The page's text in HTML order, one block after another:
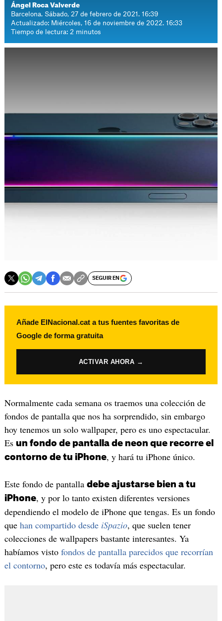
Ángel Roca Valverde
Barcelona. Sábado, 27 de febrero de 2021. 16:39
Actualizado: Miércoles, 16 de noviembre de 2022. 16:33
Tiempo de lectura: 2 minutos
SEGUIR EN
Añade ElNacional.cat a tus fuentes favoritas de
Google de forma gratuita
ACTIVAR AHORA →
Normalmente cada semana os traemos una colección de
fondos de pantalla que nos ha sorprendido, sin embargo
hoy tenemos un solo wallpaper, pero es uno espectacular.
Es un fondo de pantalla de neon que recorre el
contorno de tu iPhone, y hará tu iPhone único.
Este fondo de pantalla debe ajustarse bien a tu
iPhone, y por lo tanto existen diferentes versiones
dependiendo el modelo de iPhone que tengas. Es un fondo
que han compartido desde iSpazio, que suelen tener
colecciones de wallpapers bastante interesantes. Ya
habíamos visto fondos de pantalla parecidos que recorrían
el contorno, pero este es todavía más espectacular.